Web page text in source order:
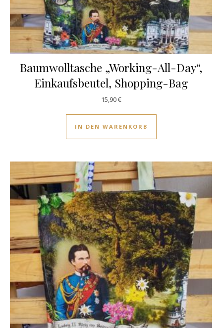
Baumwolltasche „Working-All-Day“,
Einkaufsbeutel, Shopping-Bag
15,90€
IN DEN WARENKORB